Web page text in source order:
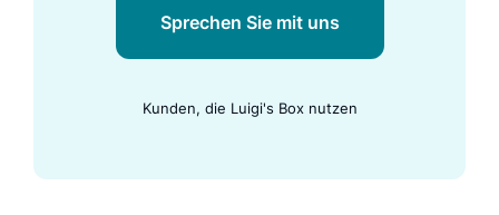
Sprechen Sie mit uns
Kunden, die Luigi's Box nutzen